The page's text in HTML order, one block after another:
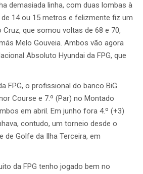
demasiada linha, com duas lombas à
14 ou 15 metros e felizmente fiz um
Cruz, que somou voltas de 68 e 70,
Melo Gouveia. Ambos vão agora
Absoluto Hyundai da FPG, que
FPG, o profissional do banco BiG
Course e 7.º (Par) no Montado
em abril. Em junho fora 4.º (+3)
contudo, um torneio desde o
de Golfe da Ilha Terceira, em
da FPG tenho jogado bem no